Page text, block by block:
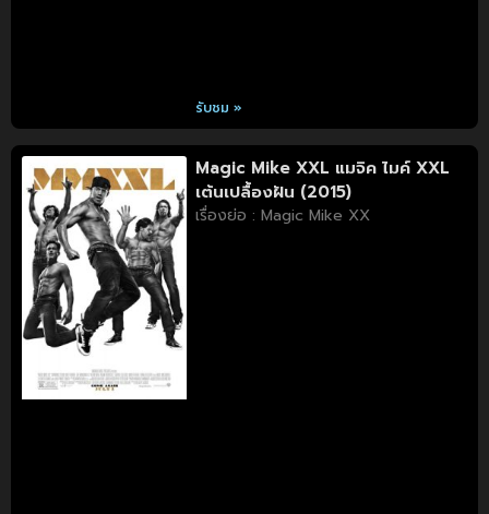
รับชม »
Magic Mike XXL แมจิค ไมค์ XXL
เต้นเปลื้องฝัน (2015)
เรื่องย่อ : Magic Mike XX